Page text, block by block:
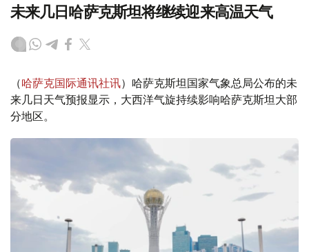
未来几日哈萨克斯坦将继续迎来高温天气
（哈萨克国际通讯社讯）哈萨克斯坦国家气象总局公布的未
来几日天气预报显示，大西洋气旋持续影响哈萨克斯坦大部
分地区。